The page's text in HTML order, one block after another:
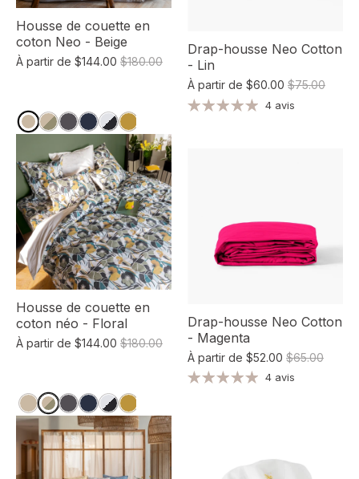
Housse de couette en
coton Neo - Beige
À partir de $144.00 $180.00
Housse de couette en
coton néo - Floral
À partir de $144.00 $180.00
Drap-housse Neo Cotton
- Lin
À partir de $60.00 $75.00
4 avis
Drap-housse Neo Cotton
- Magenta
À partir de $52.00 $65.00
4 avis